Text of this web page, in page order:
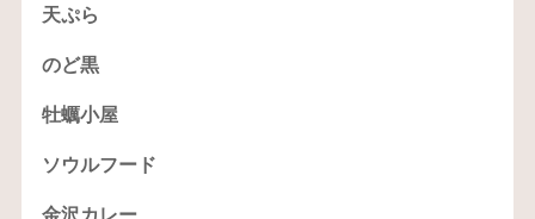
天ぷら
のど黒
牡蠣小屋
ソウルフード
金沢カレー